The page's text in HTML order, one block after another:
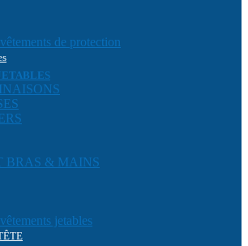
de protection
BRAS & MAINS
jetables